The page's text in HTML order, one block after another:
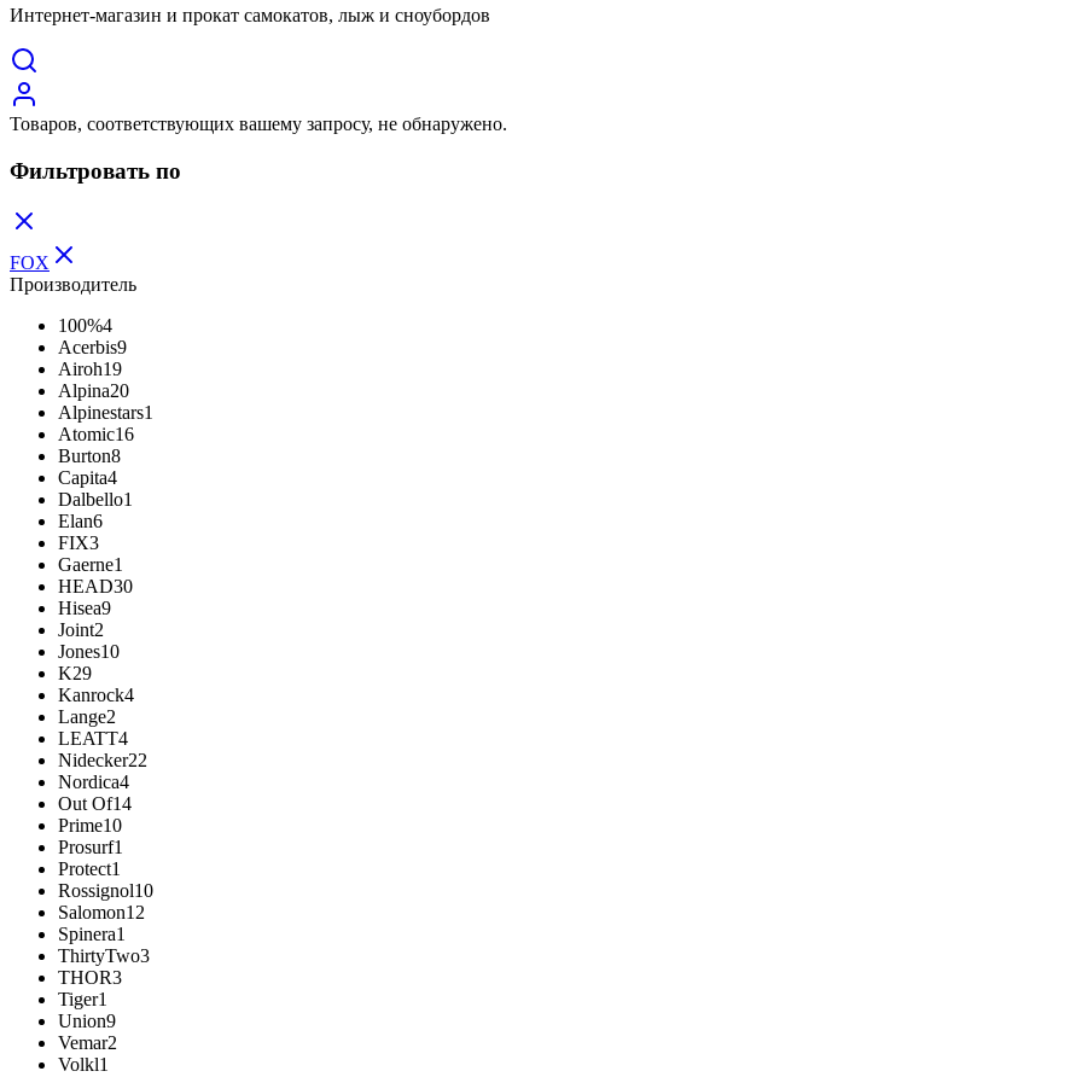
Интернет-магазин и прокат самокатов, лыж и сноубордов
Товаров, соответствующих вашему запросу, не обнаружено.
Фильтровать по
FOX
Производитель
100%4
Acerbis9
Airoh19
Alpina20
Alpinestars1
Atomic16
Burton8
Capita4
Dalbello1
Elan6
FIX3
Gaerne1
HEAD30
Hisea9
Joint2
Jones10
K29
Kanrock4
Lange2
LEATT4
Nidecker22
Nordica4
Out Of14
Prime10
Prosurf1
Protect1
Rossignol10
Salomon12
Spinera1
ThirtyTwo3
THOR3
Tiger1
Union9
Vemar2
Volkl1